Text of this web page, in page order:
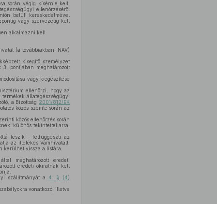
során végig kísérnie kell.
ellenőrzéséről
belüli kereskedelmével
vagy szervezetig kell
alkalmazni kell.
(a továbbiakban: NAV)
kisegítő személyzet
3. pontjában meghatározott
vagy kiegészítése
ellenőrzi, hogy az
állategészségügyi
a Bizottság 2001/812/EK
közös szemle során az
közös ellenőrzés során
különös tekintettel arra,
teszik – felfüggeszti az
az illetékes Vámhivatalt,
kerülhet vissza a listára.
meghatározott eredeti
eredeti okiratnak kell
szállítmányát a4. § (4)
vonatkozó, illetve